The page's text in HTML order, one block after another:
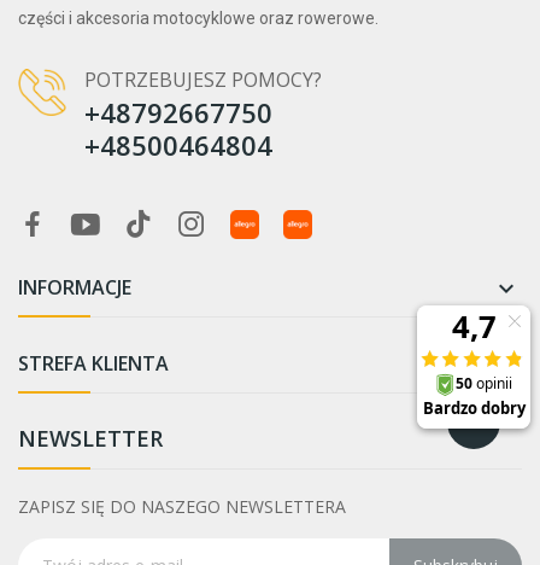
części i akcesoria motocyklowe oraz rowerowe.
POTRZEBUJESZ POMOCY?
+48792667750
+48500464804
INFORMACJE 
STREFA KLIENTA 
NEWSLETTER
ZAPISZ SIĘ DO NASZEGO NEWSLETTERA